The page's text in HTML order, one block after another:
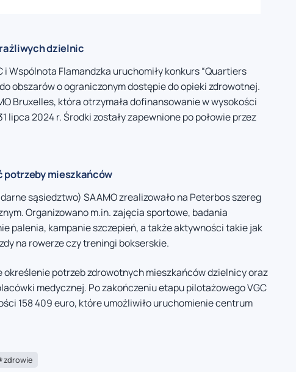
dzielnic
Wspólnota Flamandzka uruchomiły konkurs “Quartiers
obszarów o ograniczonym dostępie do opieki zdrowotnej.
Bruxelles, która otrzymała dofinansowanie w wysokości
lipca 2024 r. Środki zostały zapewnione po połowie przez
potrzeby mieszkańców
sąsiedztwo) SAAMO zrealizowało na Peterbos szereg
Organizowano m.in. zajęcia sportowe, badania
palenia, kampanie szczepień, a także aktywności takie jak
na rowerze czy treningi bokserskie.
określenie potrzeb zdrowotnych mieszkańców dzielnicy oraz
medycznej. Po zakończeniu etapu pilotażowego VGC
158 409 euro, które umożliwiło uruchomienie centrum
zdrowie